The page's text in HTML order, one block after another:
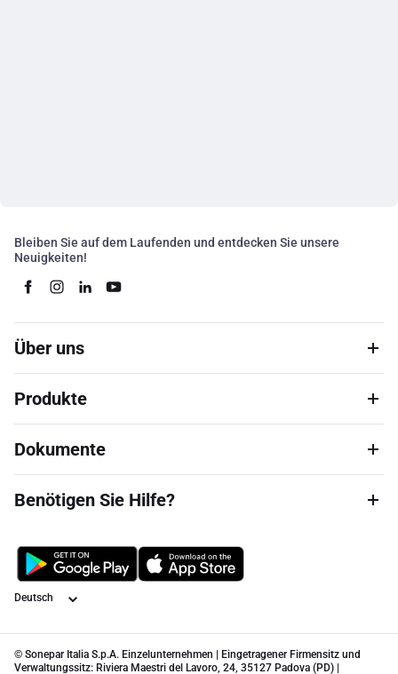
Bleiben Sie auf dem Laufenden und entdecken Sie unsere
Neuigkeiten!
Über uns
Produkte
Dokumente
Benötigen Sie Hilfe?
Sprache
© Sonepar Italia S.p.A. Einzelunternehmen | Eingetragener Firmensitz und
Verwaltungssitz: Riviera Maestri del Lavoro, 24, 35127 Padova (PD) |